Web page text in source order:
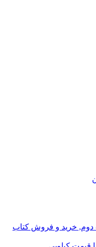
دوم, خرید و فروش کتاب